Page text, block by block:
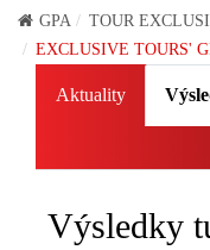
GPA
TOUR
EXCLUSIVE TOURS'
Aktuality
Výsledky